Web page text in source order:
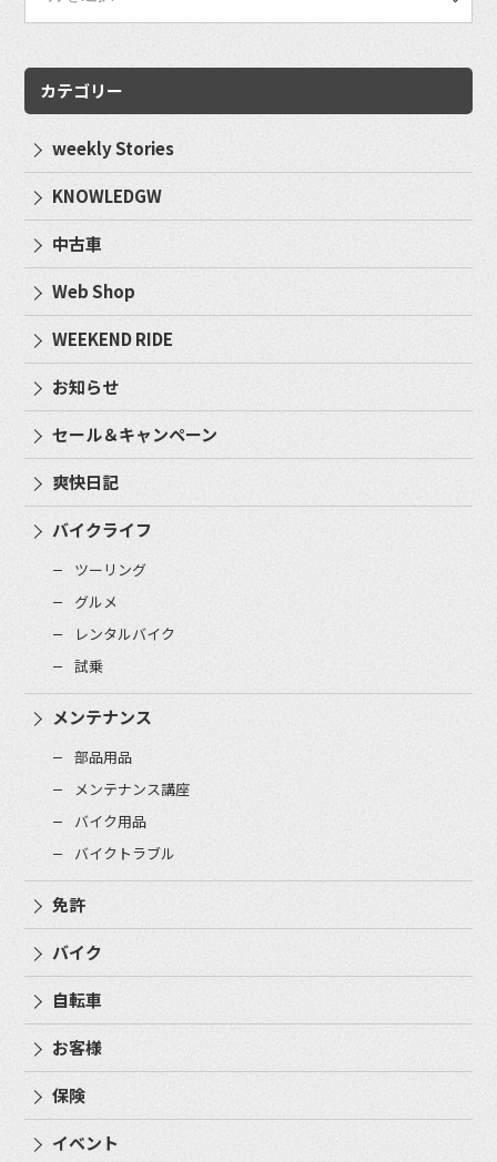
カテゴリー
weekly Stories
KNOWLEDGW
中古車
Web Shop
WEEKEND RIDE
お知らせ
セール＆キャンペーン
爽快日記
バイクライフ
ツーリング
グルメ
レンタルバイク
試乗
メンテナンス
部品用品
メンテナンス講座
バイク用品
バイクトラブル
免許
バイク
自転車
お客様
保険
イベント